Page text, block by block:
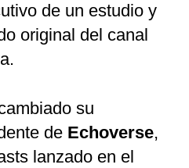
de un estudio y
original del canal
su
de Echoverse,
lanzado en el